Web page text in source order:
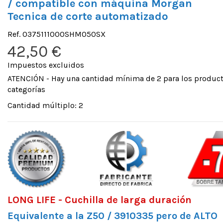
/ compatible con máquina Morgan
Tecnica de corte automatizado
Ref. 0375111000SHM050SX
42,50 €
Impuestos excluidos
ATENCIÓN - Hay una cantidad mínima de 2 para los
categorías
Cantidad múltiplo: 2
LONG LIFE - Cuchilla de larga duración
Equivalente a la Z50 / 3910335 pero de ALTO